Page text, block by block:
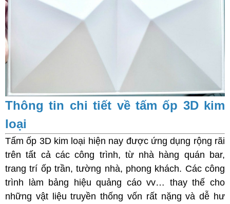
Thông tin chi tiết về tấm ốp 3D kim
loại
Tấm ốp 3D kim loại hiện nay được ứng dụng rộng rãi
trên tất cả các công trình, từ nhà hàng quán bar,
trang trí ốp trần, tường nhà, phong khách. Các công
trình làm bảng hiệu quảng cáo vv… thay thế cho
những vật liệu truyền thống vốn rất nặng và dễ hư